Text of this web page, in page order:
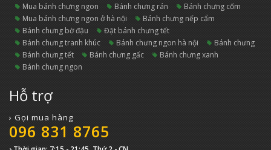
mua bánh chưng ngon
bánh chưng rán
bánh chưng cốm
mua bánh chưng ngon ở hà nội
bánh chưng nếp cẩm
bánh chưng bờ đậu
đặt bánh chưng tết
bánh chưng tranh khúc
bánh chưng ngon hà nội
bánh chưng
bánh chưng tết
bánh chưng gấc
bánh chưng xanh
bánh chưng ngon
Hỗ trợ
› Gọi mua hàng
096 831 8765